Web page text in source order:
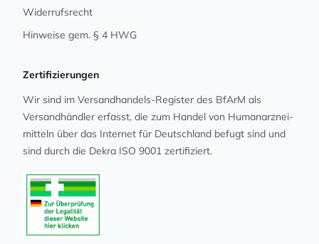
Widerrufsrecht
Hinweise gem. § 4 HWG
Zertifizierungen
Wir sind im Versandhandels-Register des BfArM als
Versandhändler erfasst, die zum Handel von Human­arz­nei­
mit­teln über das Internet für Deutschland befugt sind und
sind durch die Dekra ISO 9001 zertifiziert.